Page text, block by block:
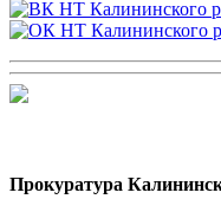
Прокуратура